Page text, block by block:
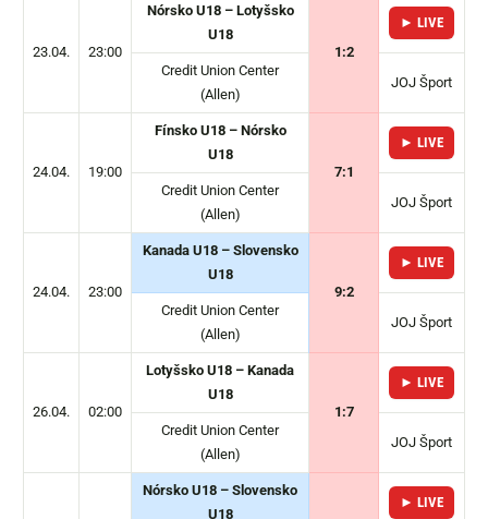
23.04. 23:00
Nórsko U18 – Lotyšsko
U18
1:2
► LIVE
Credit Union Center
(Allen)
JOJ Šport
24.04. 19:00
Fínsko U18 – Nórsko
U18
7:1
► LIVE
Credit Union Center
(Allen)
JOJ Šport
24.04. 23:00
Kanada U18 – Slovensko
U18
9:2
► LIVE
Credit Union Center
(Allen)
JOJ Šport
26.04. 02:00
Lotyšsko U18 – Kanada
U18
1:7
► LIVE
Credit Union Center
(Allen)
JOJ Šport
Nórsko U18 – Slovensko
U18
► LIVE